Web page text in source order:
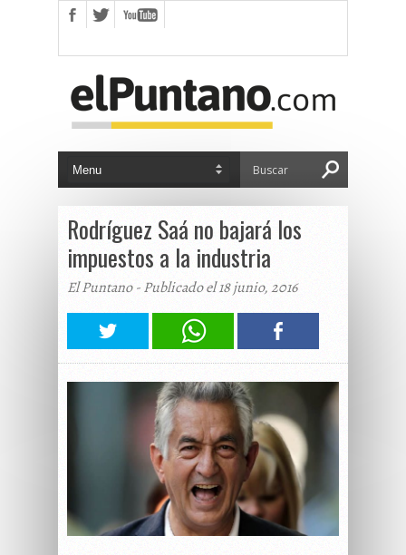
Rodríguez Saá no bajará los
impuestos a la industria
El Puntano - Publicado el 18 junio, 2016